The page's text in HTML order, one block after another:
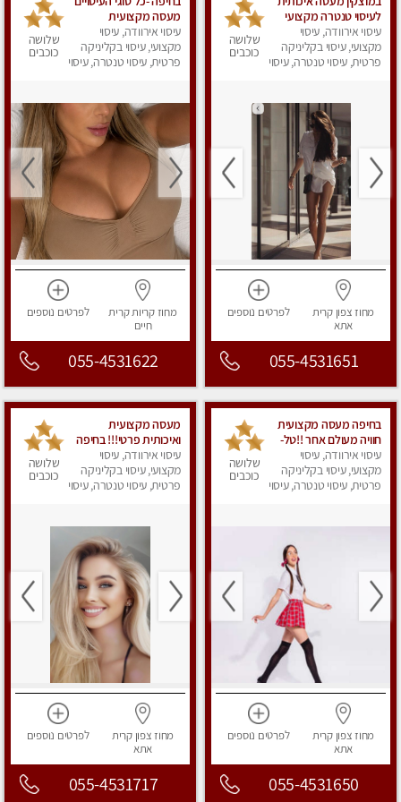
לעיסוי טנטרה מקצועי
ומרגיעה
עיסוי אירוודה, עיסוי
מקצועי, עיסוי בקליניקה
פרטית, עיסוי טנטרה, עיסוי
שלושה
כוכבים
מחוז צפוןקרית
אתא
לפרטים נוספים
055-4531651
מעסה מקצועית
ואיכותית פרטי!!!מומלץ
לחלוטין!!
עיסוי אירוודה, עיסוי
מקצועי, עיסוי בקליניקה
פרטית, עיסוי טנטרה, עיסוי
שלושה
כוכבים
מחוז קריותקרית
חיים
לפרטים נוספים
055-4531622
בחיפה מעסה מקצועית
חוויה מעולם אחר !!טל-
0544840029
עיסוי אירוודה, עיסוי
מקצועי, עיסוי בקליניקה
פרטית, עיסוי טנטרה, עיסוי
שלושה
כוכבים
מחוז צפוןקרית
אתא
לפרטים נוספים
055-4531650
מעסה מקצועית
ואיכותית פרטי!!! בחיפה
עיסוי אירוודה, עיסוי
מקצועי, עיסוי בקליניקה
פרטית, עיסוי טנטרה, עיסוי
שלושה
כוכבים
מחוז צפוןקרית
אתא
לפרטים נוספים
055-4531717